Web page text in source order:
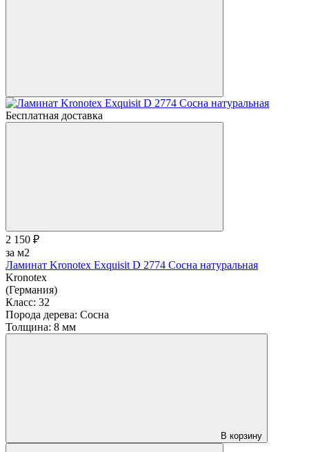
Бесплатная доставка
2 150 ₽
за м2
Ламинат Kronotex Exquisit D 2774 Сосна натуральная
Kronotex
(Германия)
Класс: 32
Порода дерева: Сосна
Толщина: 8 мм
В корзину